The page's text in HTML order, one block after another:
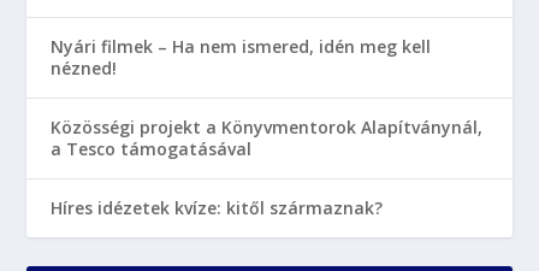
Nyári filmek – Ha nem ismered, idén meg kell
nézned!
Közösségi projekt a Könyvmentorok Alapítványnál,
a Tesco támogatásával
Híres idézetek kvíze: kitől származnak?